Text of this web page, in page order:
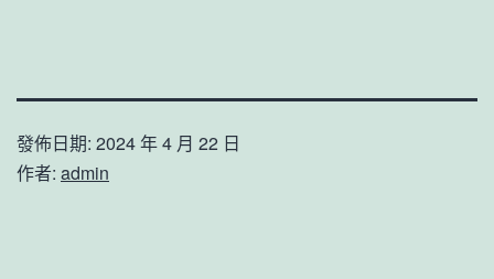
發佈日期: 2024 年 4 月 22 日
作者: admin